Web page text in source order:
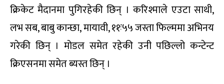
क्रिकेट मैदानमा पुगिरहेकी छिन् । करिश्माले एउटा साथी,
लभ सब, बाबु कान्छा, मायावी, ११ः५५ जस्ता फिल्ममा अभिनय
गरेकी छिन् । मोडल समेत रहेकी उनी पछिल्लो कन्टेन्ट
क्रिएसनमा समेत ब्यस्त छिन् ।